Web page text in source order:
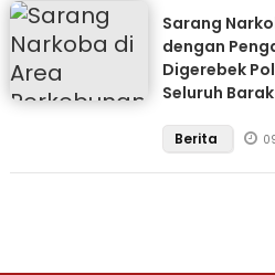
Sarang
dengan
Digerebek
Seluruh
Berita